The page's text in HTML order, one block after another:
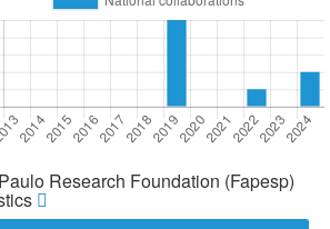
Research Foundation (Fapesp)